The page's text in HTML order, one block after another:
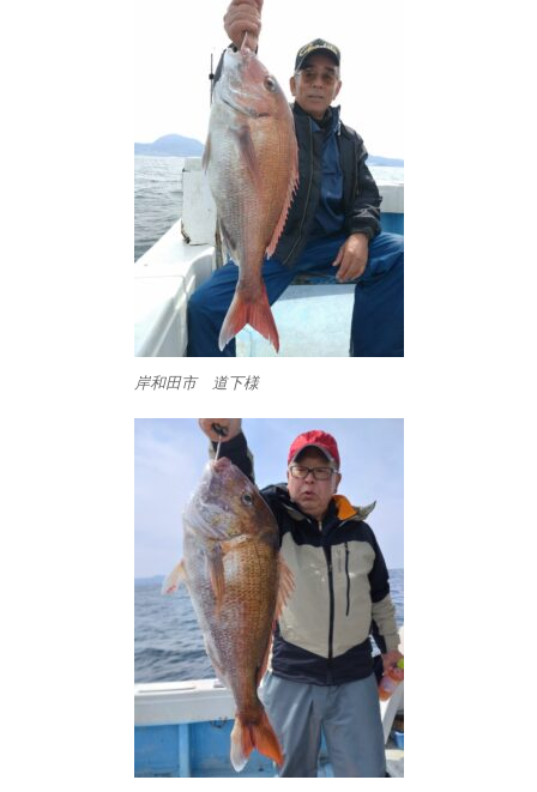
岸和田市 道下様